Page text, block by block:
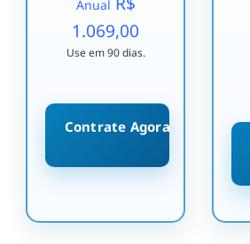
Anual
1.069,00
Use em 90 dias.
Contrate Agora